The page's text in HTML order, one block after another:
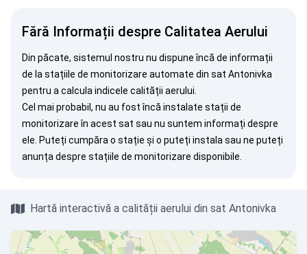
Fără Informații despre Calitatea Aerului
Din păcate, sistemul nostru nu dispune încă de informații
de la stațiile de monitorizare automate din sat Antonivka
pentru a calcula indicele calității aerului.
Cel mai probabil, nu au fost încă instalate stații de
monitorizare în acest sat sau nu suntem informați despre
ele. Puteți cumpăra o stație și o puteți instala sau ne puteți
anunța despre stațiile de monitorizare disponibile.
Hartă interactivă a calității aerului din sat Antonivka